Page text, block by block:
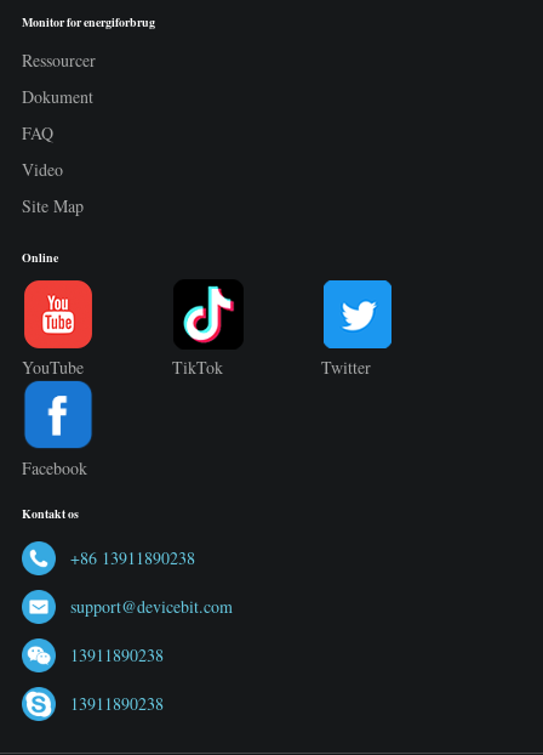
Monitor for energiforbrug
Ressourcer
Dokument
FAQ
Video
Site Map
Online
YouTube TikTok Twitter
Facebook
Kontakt os
+86 13911890238
support@devicebit.com
13911890238
13911890238